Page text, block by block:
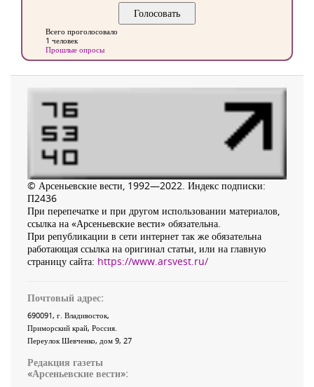
Всего проголосовало
1 человек
Прошлые опросы
© Арсеньевские вести, 1992—2022. Индекс подписки:
П2436
При перепечатке и при другом использовании материалов,
ссылка на «Арсеньевские вести» обязательна.
При републикации в сети интернет так же обязательна
работающая ссылка на оригинал статьи, или на главную
страницу сайта: https://www.arsvest.ru/
Почтовый адрес:
690091, г. Владивосток,
Приморский край, Россия
Переулок Шевченко, дом 9, 27
Редакция газеты
«Арсеньевские вести»: